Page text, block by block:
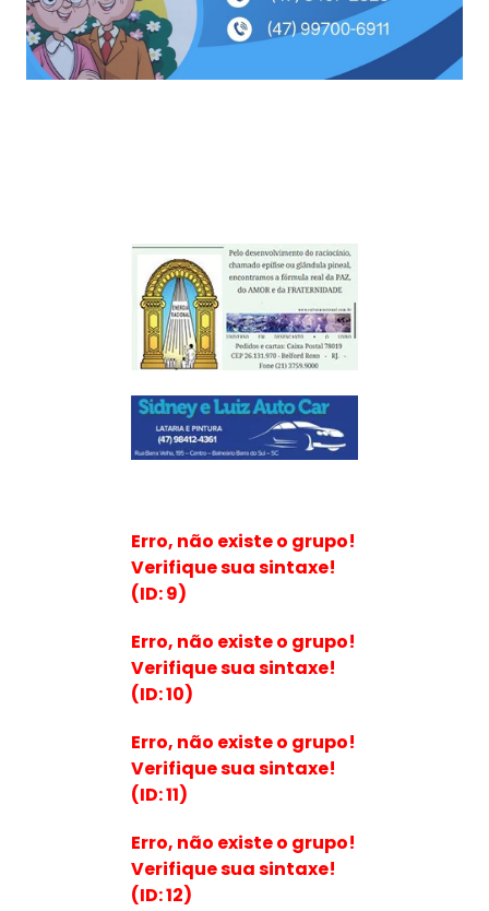
Erro, não existe o grupo!
Verifique sua sintaxe!
(ID: 9)
Erro, não existe o grupo!
Verifique sua sintaxe!
(ID: 10)
Erro, não existe o grupo!
Verifique sua sintaxe!
(ID: 11)
Erro, não existe o grupo!
Verifique sua sintaxe!
(ID: 12)